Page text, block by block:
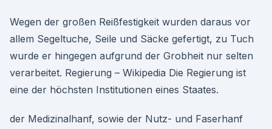
Wegen der großen Reißfestigkeit wurden daraus vor
allem Segeltuche, Seile und Säcke gefertigt, zu Tuch
wurde er hingegen aufgrund der Grobheit nur selten
verarbeitet. Regierung – Wikipedia Die Regierung ist
eine der höchsten Institutionen eines Staates.
der Medizinalhanf, sowie der Nutz- und Faserhanf